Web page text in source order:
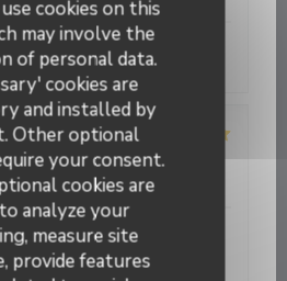
cookies on this
may involve the
of personal data.
cookies are
and installed by
Other optional
your consent.
cookies are
analyze your
measure site
provide features
of food and service !
2
: 5 Food 5/5
perfect bereide
Aanrader!